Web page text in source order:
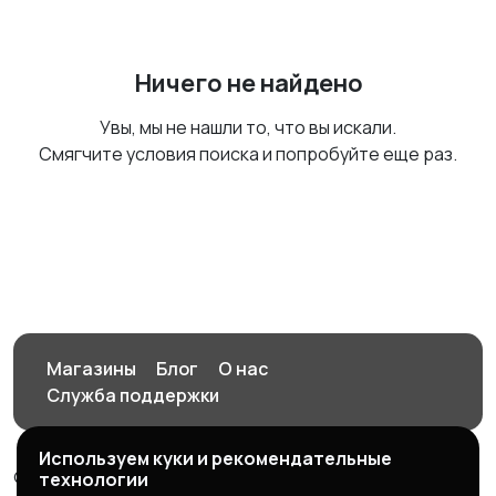
Ничего не найдено
Увы, мы не нашли то, что вы искали.
Смягчите условия поиска и попробуйте еще раз.
Магазины Блог
О нас
Служба поддержки
© 2026 Орен-АЙ - Авто | Недвижимость | Работа |
Используем куки и рекомендательные
технологии